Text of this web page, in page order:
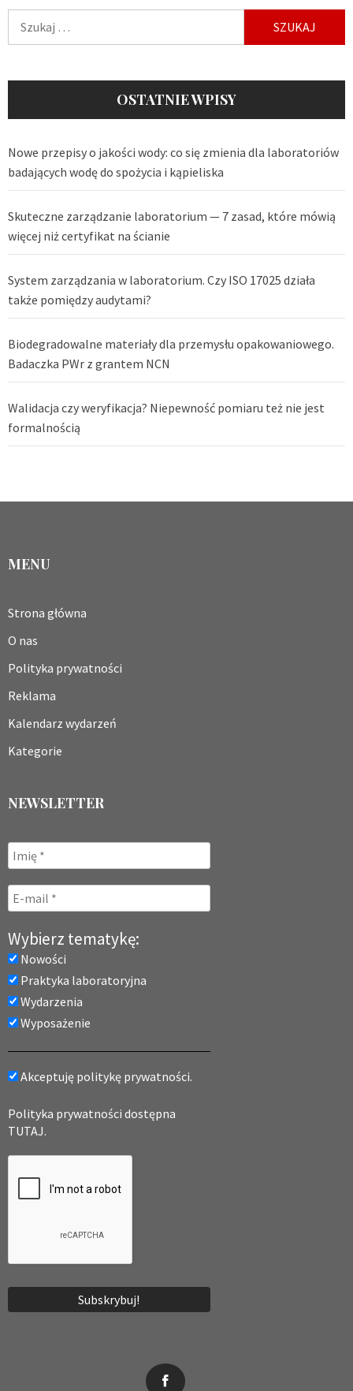
OSTATNIE WPISY
Nowe przepisy o jakości wody: co się zmienia dla laboratoriów
badających wodę do spożycia i kąpieliska
Skuteczne zarządzanie laboratorium — 7 zasad, które mówią
więcej niż certyfikat na ścianie
System zarządzania w laboratorium. Czy ISO 17025 działa
także pomiędzy audytami?
Biodegradowalne materiały dla przemysłu opakowaniowego.
Badaczka PWr z grantem NCN
Walidacja czy weryfikacja? Niepewność pomiaru też nie jest
formalnością
MENU
Strona główna
O nas
Polityka prywatności
Reklama
Kalendarz wydarzeń
Kategorie
NEWSLETTER
Wybierz tematykę:
Nowości
Praktyka laboratoryjna
Wydarzenia
Wyposażenie
Akceptuję politykę prywatności.
Polityka prywatności dostępna
TUTAJ.